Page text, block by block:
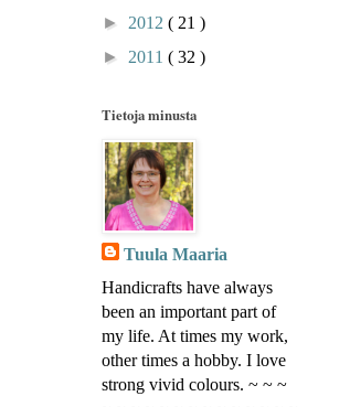
► 2012 ( 21 )
► 2011 ( 32 )
Tietoja minusta
Tuula Maaria
Handicrafts have always
been an important part of
my life. At times my work,
other times a hobby. I love
strong vivid colours. ~ ~ ~